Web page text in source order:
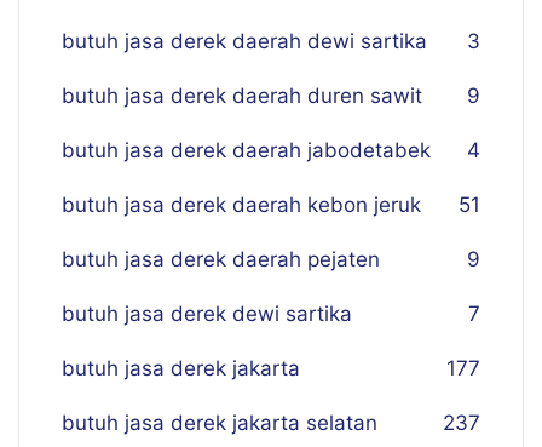
butuh jasa derek daerah dewi sartika 3
butuh jasa derek daerah duren sawit 9
butuh jasa derek daerah jabodetabek 4
butuh jasa derek daerah kebon jeruk 51
butuh jasa derek daerah pejaten 9
butuh jasa derek dewi sartika 7
butuh jasa derek jakarta 177
butuh jasa derek jakarta selatan 237